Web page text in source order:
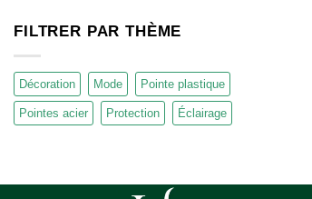
FILTRER PAR THÈME
Décoration Mode Pointe plastique
Pointes acier Protection Éclairage